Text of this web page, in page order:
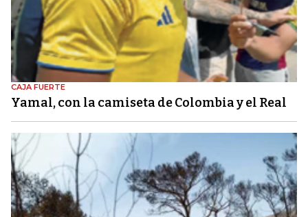
CAJA FUERTE
Yamal, con la camiseta de Colombia y el Real